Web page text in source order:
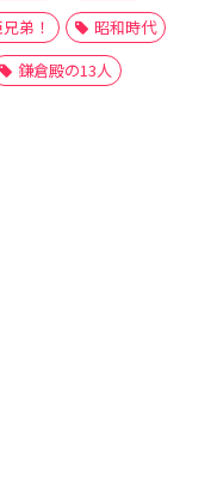
弟！
昭和時代
鎌倉殿の13人